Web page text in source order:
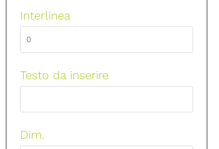
Interlinea
Testo da inserire
Dim.